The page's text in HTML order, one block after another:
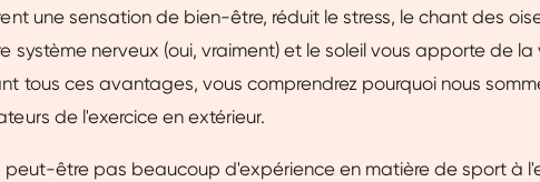
une sensation de bien-être, réduit le stress, le chant des
système nerveux (oui, vraiment) et le soleil vous apporte de la
tous ces avantages, vous comprendrez pourquoi nous
de l'exercice en extérieur.
peut-être pas beaucoup d'expérience en matière de sport à